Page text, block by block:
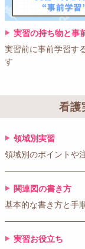
実習の持ち物と事
実習前に事前学習す
す
看護
領域別実習
領域別のポイントや
関連図の書き方
基本的な書き方と手
実習お役立ち